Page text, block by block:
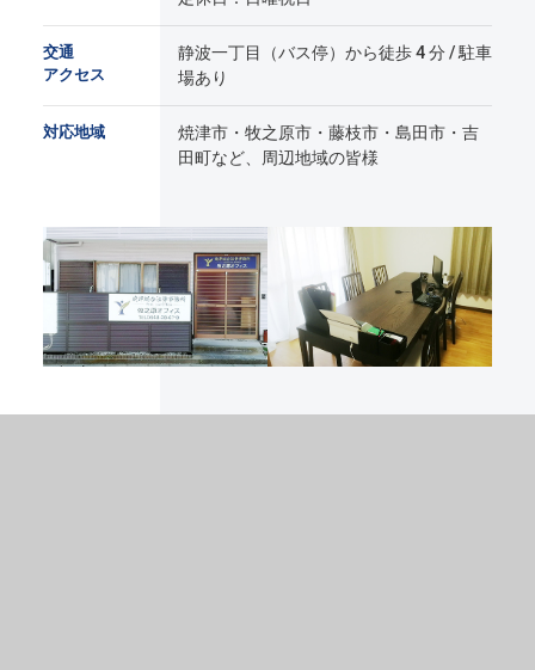
交通
アクセス
静波一丁目（バス停）から徒歩 4 分 / 駐車
場あり
対応地域
焼津市・牧之原市・藤枝市・島田市・吉
田町など、周辺地域の皆様